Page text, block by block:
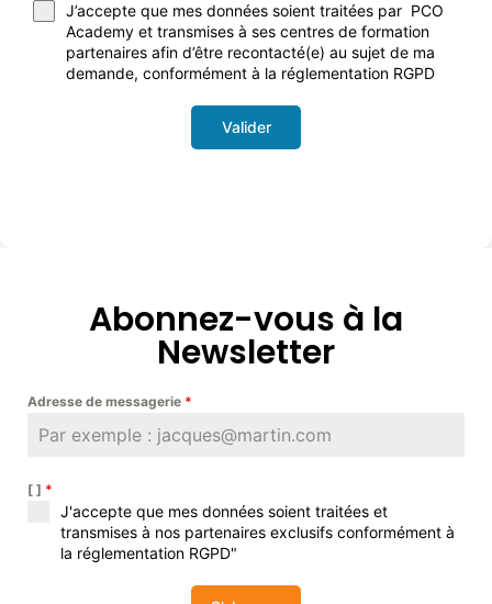
J’accepte que mes données soient traitées par PCO
Academy et transmises à ses centres de formation
partenaires afin d’être recontacté(e) au sujet de ma
demande, conformément à la réglementation RGPD
Valider
Abonnez-vous à la
Newsletter
Adresse de messagerie *
[ ] *
J'accepte que mes données soient traitées et
transmises à nos partenaires exclusifs conformément à
la réglementation RGPD"